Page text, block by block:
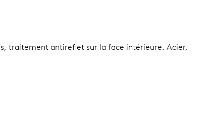
traitement antireflet sur la face intérieure. Acier,